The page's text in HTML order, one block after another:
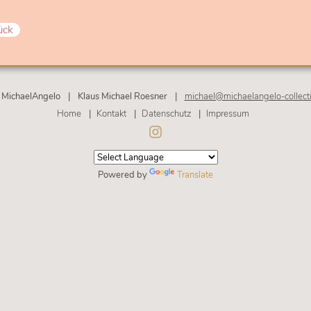
| Klaus Michael Roesner |
michael@michaelangelo-
Navigation
überspringen
Home Kontakt Datenschutz Impressum
Powered by Translate